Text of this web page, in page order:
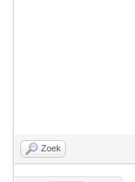
Zoek